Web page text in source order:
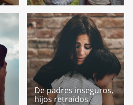
De padres inseguros,
hijos retraídos